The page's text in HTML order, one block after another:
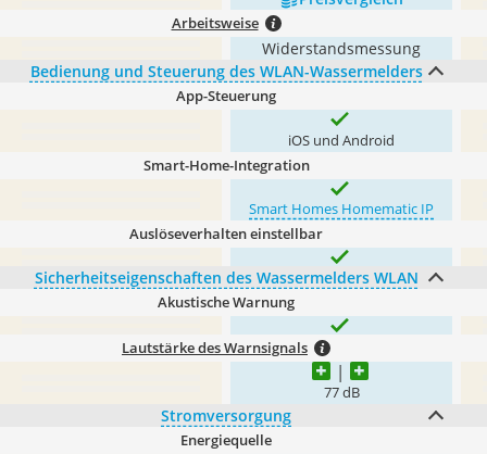
Arbeitsweise
Widerstandsmessung
Bedienung und Steuerung des WLAN-Wassermelders
App-Steuerung
iOS und Android
Smart-Home-Integration
Smart Homes Homematic IP
Auslöseverhalten einstellbar
Sicherheitseigenschaften des Wassermelders WLAN
Akustische Warnung
Lautstärke des Warnsignals
77 dB
Stromversorgung
Energiequelle